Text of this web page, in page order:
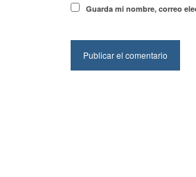
Guarda mi nombre, correo